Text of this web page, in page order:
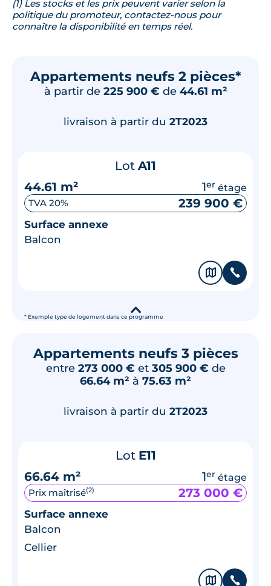
(1) Les stocks et les prix peuvent varier selon la
politique du promoteur, contactez-nous pour
connaître la disponibilité en temps réel.
Appartements neufs 2 pièces*
à partir de 225 900 € de 44.61 m²
* Exemple type de logement dans ce programme
livraison à partir du 2T2023
Lot A11
44.61 m²
1er étage
TVA 20% 239 900 €
Surface annexe
Balcon
🗞 📞
▾
Appartements neufs 3 pièces
entre 273 000 € et 305 900 € de
66.64 m² à 75.63 m²
livraison à partir du 2T2023
Lot E11
66.64 m²
1er étage
Prix maîtrisé(2) 273 000 €
Surface annexe
Balcon
Cellier
🗞 📞